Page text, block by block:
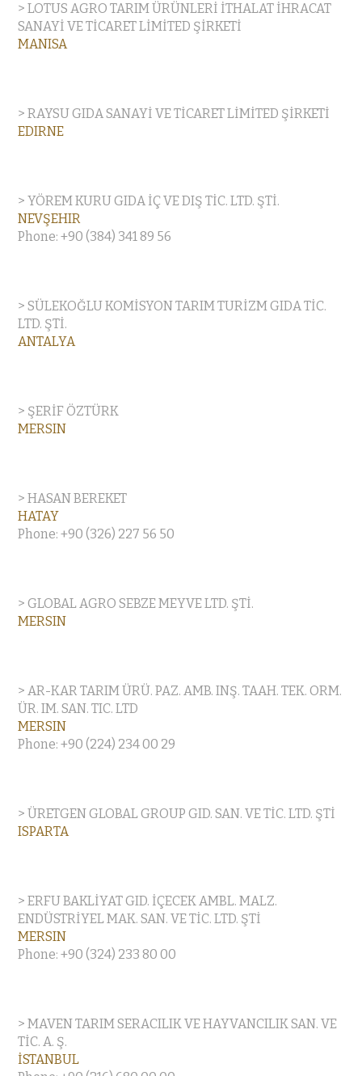
> LOTUS AGRO TARIM ÜRÜNLERİ İTHALAT İHRACAT
SANAYİ VE TİCARET LİMİTED ŞİRKETİ
MANISA
> RAYSU GIDA SANAYİ VE TİCARET LİMİTED ŞİRKETİ
EDIRNE
> YÖREM KURU GIDA İÇ VE DIŞ TİC. LTD. ŞTİ.
NEVŞEHIR
Phone: +90 (384) 341 89 56
> SÜLEKOĞLU KOMİSYON TARIM TURİZM GIDA TİC.
LTD. ŞTİ.
ANTALYA
> ŞERİF ÖZTÜRK
MERSIN
> HASAN BEREKET
HATAY
Phone: +90 (326) 227 56 50
> GLOBAL AGRO SEBZE MEYVE LTD. ŞTİ.
MERSIN
> AR-KAR TARIM ÜRÜ. PAZ. AMB. INŞ. TAAH. TEK. ORM.
ÜR. IM. SAN. TIC. LTD
MERSIN
Phone: +90 (224) 234 00 29
> ÜRETGEN GLOBAL GROUP GID. SAN. VE TİC. LTD. ŞTİ
ISPARTA
> ERFU BAKLİYAT GID. İÇECEK AMBL. MALZ.
ENDÜSTRİYEL MAK. SAN. VE TİC. LTD. ŞTİ
MERSIN
Phone: +90 (324) 233 80 00
> MAVEN TARIM SERACILIK VE HAYVANCILIK SAN. VE
TİC. A. Ş.
İSTANBUL